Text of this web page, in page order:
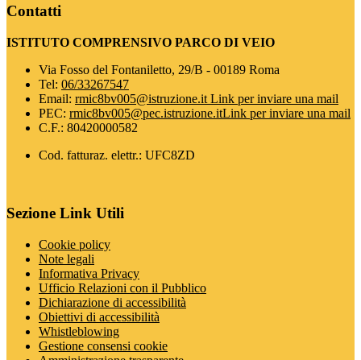
Contatti
ISTITUTO COMPRENSIVO PARCO DI VEIO
Via Fosso del Fontaniletto, 29/B - 00189 Roma
Tel: 06/33267547
Email: rmic8bv005@istruzione.it Link per inviare una mail
PEC: rmic8bv005@pec.istruzione.itLink per inviare una mail
C.F.: 80420000582
Cod. fatturaz. elettr.: UFC8ZD
Sezione Link Utili
Cookie policy
Note legali
Informativa Privacy
Ufficio Relazioni con il Pubblico
Dichiarazione di accessibilità
Obiettivi di accessibilità
Whistleblowing
Gestione consensi cookie